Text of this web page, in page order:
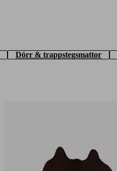
Dörr & trappstegsmattor